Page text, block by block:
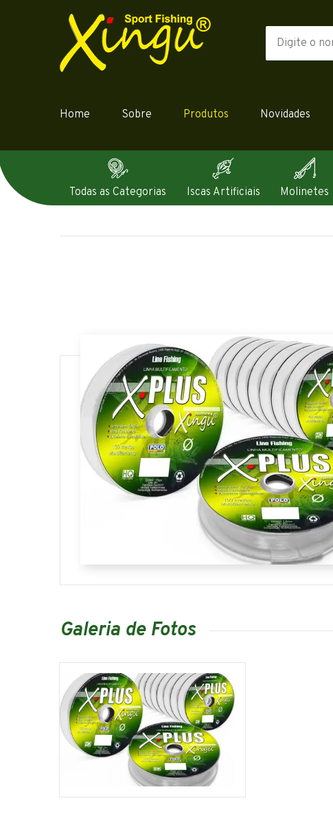
Home Sobre Produtos Novidades
Todas as Categorias Iscas Artificiais Molinetes
Galeria de Fotos